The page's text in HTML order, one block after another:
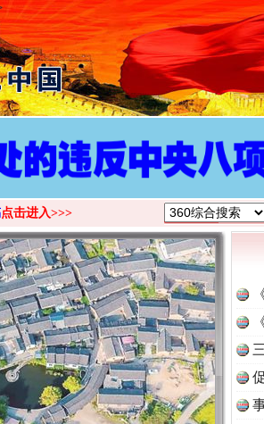
点击进入>>>